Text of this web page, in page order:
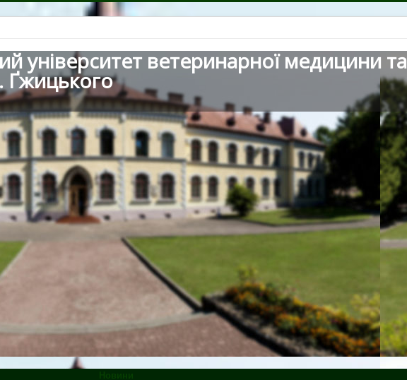
університет ветеринарної медицини та
Ґжицького